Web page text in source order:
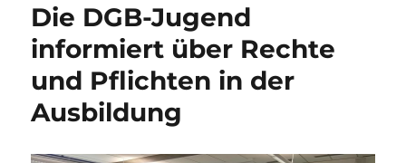
Die DGB-Jugend
informiert über Rechte
und Pflichten in der
Ausbildung